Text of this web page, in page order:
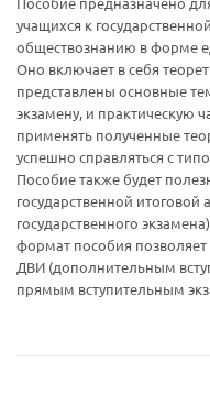
учащихся к
обществознанию в форме
Оно включает в себя
представлены основные
экзамену, и практическую
применять полученные
успешно справляться с
Пособие также будет
государственной
государственного
формат пособия позволяет
ДВИ (дополнительным
прямым вступительным
Ваш E-mail:
Ваш E-mail: